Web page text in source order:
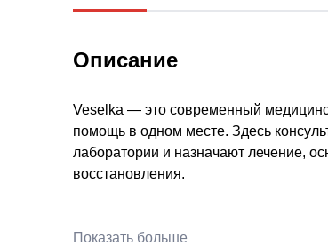
Описание
Veselka — это современный
помощь в одном месте. Здесь
лаборатории и назначают лечение,
восстановления.
Показать больше